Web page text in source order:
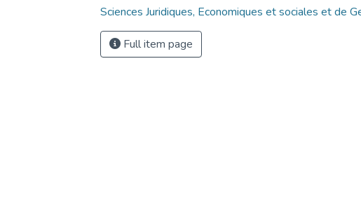
Sciences Juridiques, Economiques et sociales et de
Full item page